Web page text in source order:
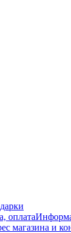
магазина и